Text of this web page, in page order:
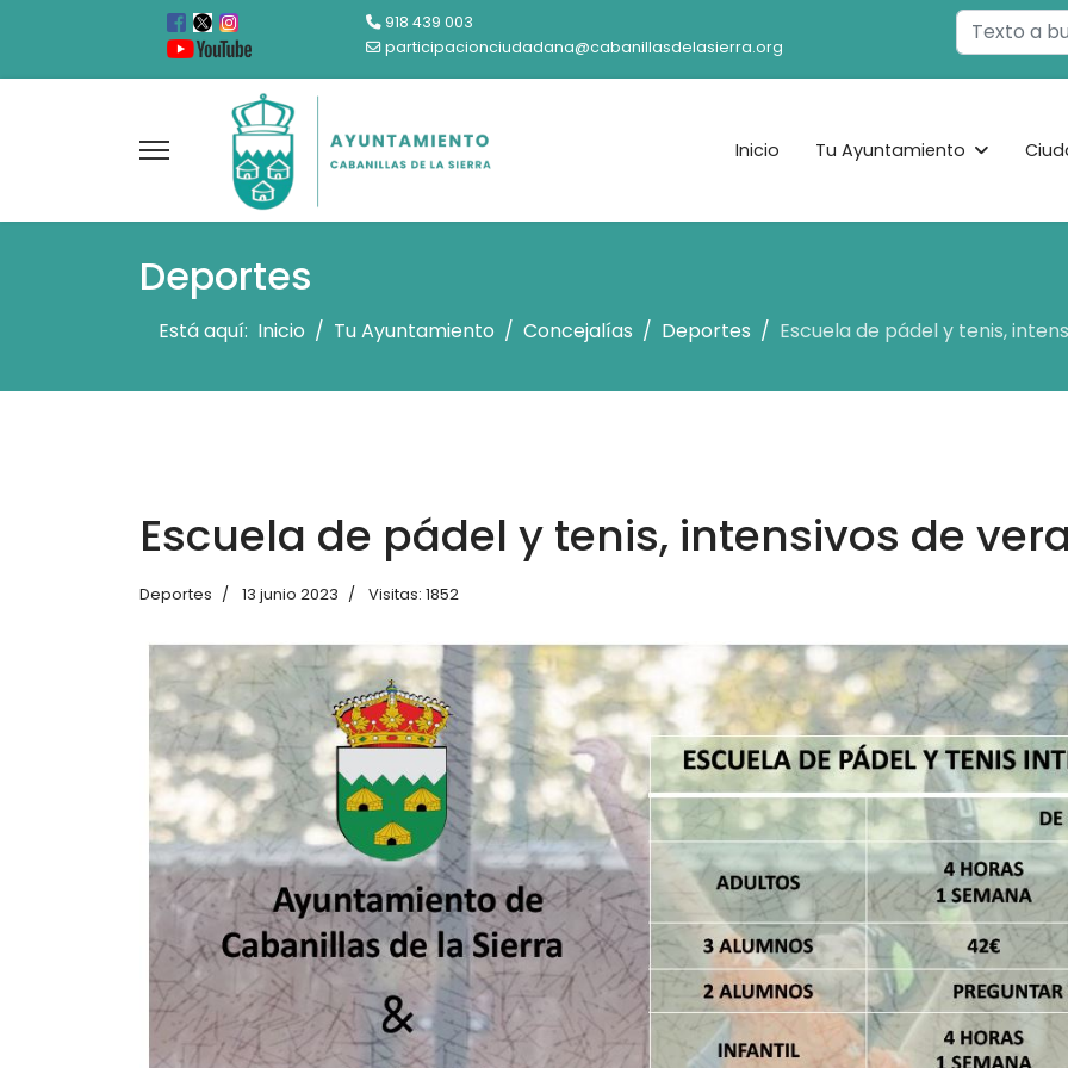
918 439 003
participacionciudadana@cabanillasdelasierra.org
Buscar
Inicio Tu Ayuntamiento
Deportes
Está aquí: Inicio Tu Ayuntamiento Concejalías Deportes Escuela de pádel y tenis,
Escuela de pádel y tenis, intensivos de
Deportes 13 junio 2023 Visitas: 1852